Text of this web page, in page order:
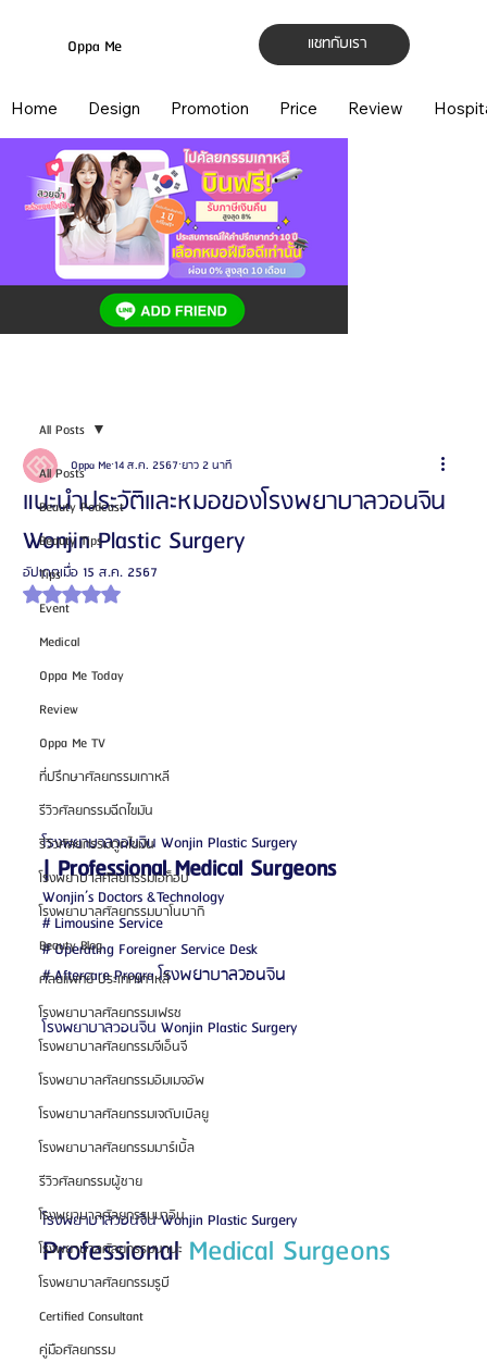
แชทกับเรา
Oppa Me
Home Design Promotion Price Review
All Posts
Beauty Podcast
Beauty Tips
Tips
Event
Medical
Oppa Me Today
Review
Oppa Me TV
ที่ปรึกษาศัลยกรรมเกาหลี
รีวิวศัลยกรรมฉีดไขมัน
รีวิวศัลยกรรมดูดไขมัน
โรงพยาบาลศัลยกรรมเอท็อป
โรงพยาบาลศัลยกรรมบาโนบากิ
Beauty Blog
ศัลยแพทย์ ประเทศเกาหลี
โรงพยาบาลศัลยกรรมเฟรช
โรงพยาบาลศัลยกรรมจีเอ็นจี
โรงพยาบาลศัลยกรรมอิมเมจอัพ
โรงพยาบาลศัลยกรรมเจดับเบิลยู
โรงพยาบาลศัลยกรรมมาร์เบิ้ล
รีวิวศัลยกรรมผู้ชาย
โรงพยาบาลศัลยกรรมมาอิน
โรงพยาบาลศัลยกรรมนานะ
โรงพยาบาลศัลยกรรมรูบี
Certified Consultant
คู่มือศัลยกรรม
All Posts
แนะนำประวัติและหมอของโรงพยาบาลวอนจิน
Wonjin Plastic Surgery
Oppa Me14 ส.ค. 2567 ยาว 2 นาที
อัปเดตเมื่อ 15 ส.ค. 2567
ได้รับ NaN เต็ม 5 ดาว
โรงพยาบาลวอนจิน Wonjin Plastic Surgery
| Professional Medical Surgeons
Wonjin’s Doctors &Technology
# Limousine Service
# Operating Foreigner Service Desk
# Aftercare Progra โรงพยาบาลวอนจิน
โรงพยาบาลวอนจิน Wonjin Plastic Surgery
โรงพยาบาลวอนจิน Wonjin Plastic Surgery
Professional Medical Surgeons